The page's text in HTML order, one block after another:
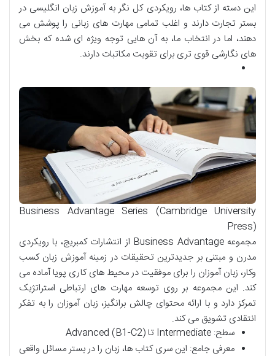
این دسته از کتاب ها، رویکردی کل نگر به آموزش زبان انگلیسی در
بستر تجارت دارند و اغلب تمامی مهارت های زبانی را پوشش می
دهند، اما در انتخاب ما، به آن هایی توجه ویژه ای شده که بخش
های نگارشی قوی تری برای تقویت مکاتبات دارند.
Business Advantage Series (Cambridge University
Press)
مجموعه Business Advantage از انتشارات کمبریج، با رویکردی
مدرن و مبتنی بر جدیدترین تحقیقات در زمینه آموزش زبان کسب
وکار، زبان آموزان را برای موفقیت در محیط های کاری پویا آماده می
کند. این مجموعه بر روی توسعه مهارت های ارتباطی استراتژیک
تمرکز دارد و با ارائه محتوای چالش برانگیز، زبان آموزان را به تفکر
انتقادی تشویق می کند.
سطح: Intermediate تا Advanced (B1-C2)
معرفی جامع: این سری کتاب ها، زبان را در بستر مسائل واقعی